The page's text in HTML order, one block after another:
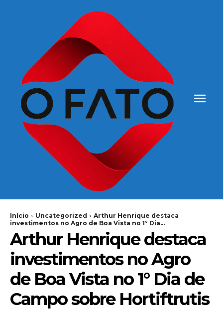
Início Uncategorized
Arthur Henrique destaca
investimentos no Agro de Boa Vista no 1° Dia...
Arthur Henrique destaca
investimentos no Agro
de Boa Vista no 1° Dia de
Campo sobre Hortiftrutis